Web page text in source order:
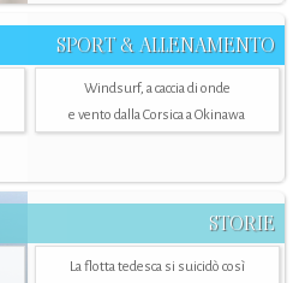
SPORT & ALLENAMENTO
Windsurf, a caccia di onde
e vento dalla Corsica a Okinawa
STORIE
La flotta tedesca si suicidò così